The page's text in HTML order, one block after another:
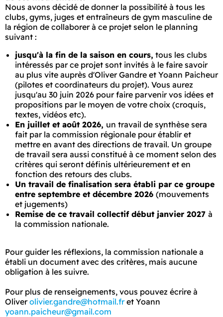
Nous avons décidé de donner la possibilité à tous les
clubs, gyms, juges et entraîneurs de gym masculine de
la région de collaborer à ce projet selon le planning
suivant :
jusqu'à la fin de la saison en cours, tous les clubs
intéressés par ce projet sont invités à le faire savoir
au plus vite auprès d'Oliver Gandre et Yoann Paicheur
(pilotes et coordinateurs du projet). Vous aurez
jusqu'au 30 juin 2026 pour faire parvenir vos idées et
propositions par le moyen de votre choix (croquis,
textes, vidéos etc).
En juillet et août 2026, un travail de synthèse sera
fait par la commission régionale pour établir et
mettre en avant des directions de travail. Un groupe
de travail sera aussi constitué à ce moment selon des
critères qui seront définis ultérieurement et en
fonction des retours des clubs.
Un travail de finalisation sera établi par ce groupe
entre septembre et décembre 2026 (mouvements
et jugements)
Remise de ce travail collectif début janvier 2027 à
la commission nationale.
Pour guider les réflexions, la commission nationale a
établi un document avec des critères, mais aucune
obligation à les suivre.
Pour plus de renseignements, vous pouvez écrire à
Oliverolivier.gandre@hotmail.fret Yoann
yoann.paicheur@gmail.com